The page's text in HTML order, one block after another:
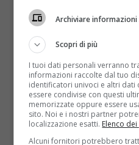
Medical Associatione
cui hanno potuto
esame. Oltre a crisi
dovrebbero ridursi anche
Soccorso. Al momento gli
varie evidenze
giurare che la
la pratica tanto cheil
essere disponibile nelle
Archiviare
Scopri di più
I tuoi dati personali verranno
informazioni raccolte dal tuo
identificatori univoci e altri
essere condivise con questi
memorizzate oppure essere
sito. Noi e i nostri partner
localizzazione esatti. Elenco
Alcuni fornitori potrebbero